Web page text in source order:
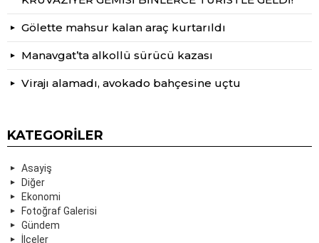
Gölette mahsur kalan araç kurtarıldı
Manavgat’ta alkollü sürücü kazası
Virajı alamadı, avokado bahçesine uçtu
KATEGORILER
Asayiş
Diğer
Ekonomi
Fotoğraf Galerisi
Gündem
İlçeler